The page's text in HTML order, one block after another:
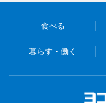
食べる
暮らす・働く